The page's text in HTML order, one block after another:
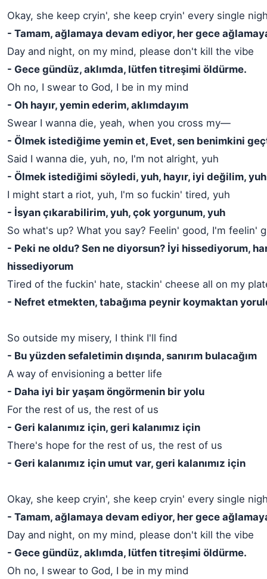
Okay, she keep cryin', she keep cryin' every single
- Tamam, ağlamaya devam ediyor, her gece
Day and night, on my mind, please don't kill the vibe
- Gece gündüz, aklımda, lütfen titreşimi öldürme.
Oh no, I swear to God, I be in my mind
- Oh hayır, yemin ederim, aklımdayım
Swear I wanna die, yeah, when you cross my—
- Ölmek istediğime yemin et, Evet, sen benimkini
Said I wanna die, yuh, no, I'm not alright, yuh
- Ölmek istediğimi söyledi, yuh, hayır, iyi değilim, yuh
I might start a riot, yuh, I'm so fuckin' tired, yuh
- İsyan çıkarabilirim, yuh, çok yorgunum, yuh
So what's up? What you say? Feelin' good, I'm feelin'
- Peki ne oldu? Sen ne diyorsun? İyi hissediyorum,
hissediyorum
Tired of the fuckin' hate, stackin' cheese all on my
- Nefret etmekten, tabağıma peynir koymaktan
So outside my misery, I think I'll find
- Bu yüzden sefaletimin dışında, sanırım bulacağım
A way of envisioning a better life
- Daha iyi bir yaşam öngörmenin bir yolu
For the rest of us, the rest of us
- Geri kalanımız için, geri kalanımız için
There's hope for the rest of us, the rest of us
- Geri kalanımız için umut var, geri kalanımız için
Okay, she keep cryin', she keep cryin' every single
- Tamam, ağlamaya devam ediyor, her gece
Day and night, on my mind, please don't kill the vibe
- Gece gündüz, aklımda, lütfen titreşimi öldürme.
Oh no, I swear to God, I be in my mind